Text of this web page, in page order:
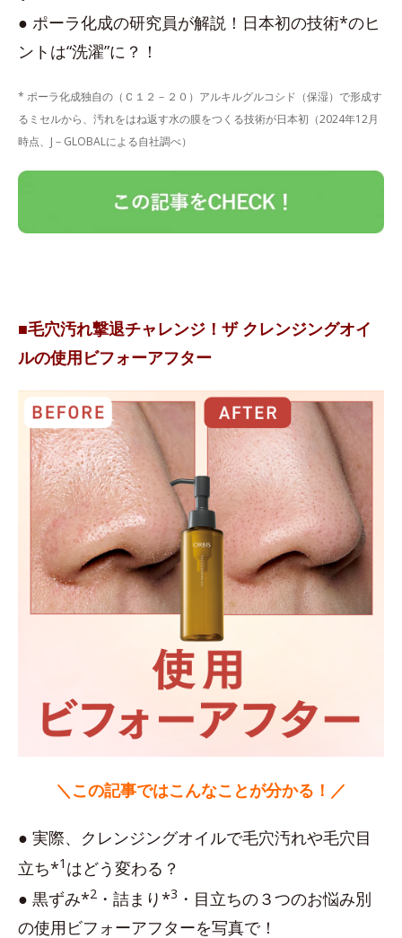
● ポーラ化成の研究員が解説！日本初の技術*のヒ
ントは“洗濯”に？！
* ポーラ化成独自の（Ｃ１２－２０）アルキルグルコシド（保湿）で形成す
るミセルから、汚れをはね返す水の膜をつくる技術が日本初（2024年12月
時点、J－GLOBALによる自社調べ）
■毛穴汚れ撃退チャレンジ！ザ クレンジングオイ
ルの使用ビフォーアフター
＼この記事ではこんなことが分かる！／
● 実際、クレンジングオイルで毛穴汚れや毛穴目
立ち*1 はどう変わる？
● 黒ずみ*2 ・詰まり*3 ・目立ちの３つのお悩み別
の使用ビフォーアフターを写真で！